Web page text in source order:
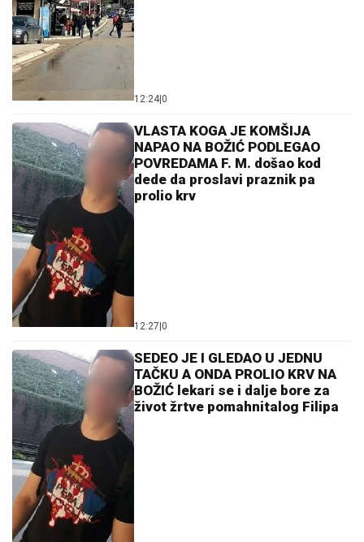
12:24 0
VLASTA KOGA JE KOMŠIJA
NAPAO NA BOŽIĆ PODLEGAO
POVREDAMA F. M. došao kod
dede da proslavi praznik pa
prolio krv
12:27 0
SEDEO JE I GLEDAO U JEDNU
TAČKU A ONDA PROLIO KRV NA
BOŽIĆ lekari se i dalje bore za
život žrtve pomahnitalog Filipa